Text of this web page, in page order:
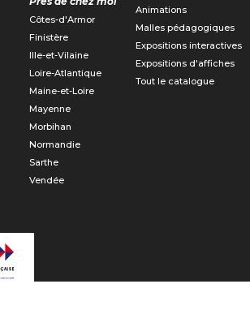
Côtes-d'Armor
Finistère
Ille-et-Vilaine
Loire-Atlantique
Maine-et-Loire
Mayenne
Morbihan
Normandie
Sarthe
Vendée
Animations
Malles pédagogiques
Expositions interactives
Expositions d'affiches
Tout le catalogue